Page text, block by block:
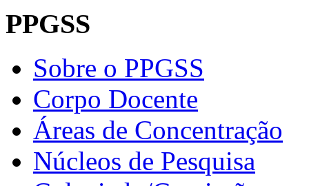
PPGSS
Sobre o PPGSS
Corpo Docente
Áreas de Concentração
Núcleos de Pesquisa